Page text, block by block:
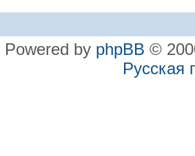
Powered by phpBB ©
Русская